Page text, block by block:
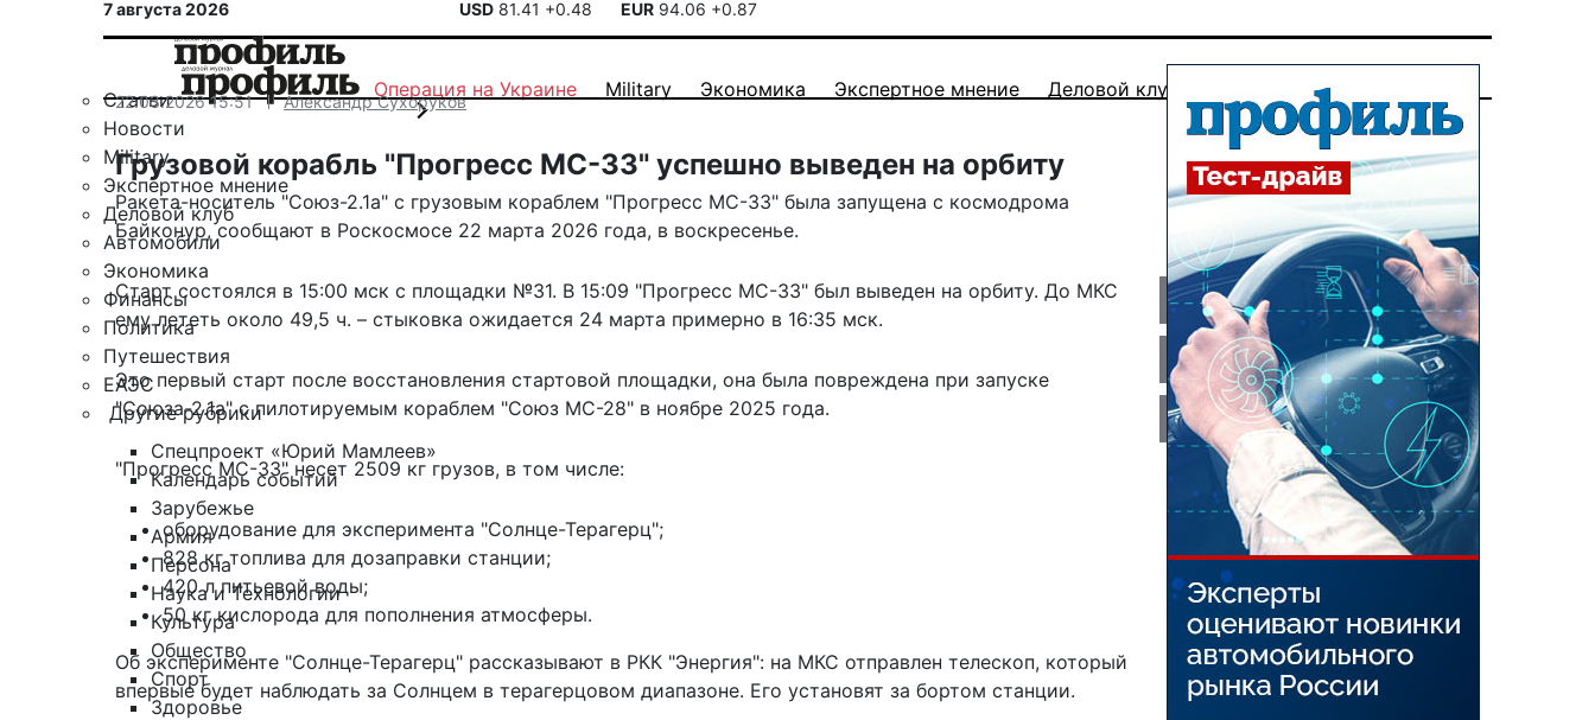
7 августа 2026 USD 81.41 +0.48 EUR 94.06 +0.87
Статьи
Новости
Military
Экспертное мнение
Деловой клуб
Автомобили
Экономика
Финансы
Политика
Путешествия
ЕАЭС
Другие рубрики
Спецпроект «Юрий Мамлеев»
Календарь событий
Зарубежье
Армия
Персона
Наука и Технологии
Культура
Общество
Спорт
Здоровье
Операция на Украине Military Экономика Экспертное мнение Деловой клуб
22.03.2026 15:51 Александр Сухоруков
Грузовой корабль "Прогресс МС-33" успешно выведен на орбиту
Ракета-носитель "Союз-2.1а" с грузовым кораблем "Прогресс МС-33" была запущена с космодрома
Байконур,сообщают в Роскосмосе 22 марта 2026 года, в воскресенье.
Старт состоялся в 15:00 мск с площадки №31. В 15:09 "Прогресс МС-33" был выведен на орбиту. До МКС
ему лететь около 49,5 ч. – стыковка ожидается 24 марта примерно в 16:35 мск.
Это первый старт после восстановления стартовой площадки, она была повреждена при запуске
"Союза-2.1а" с пилотируемым кораблем "Союз МС-28" в ноябре 2025 года.
"Прогресс МС-33" несет 2509 кг грузов, в том числе:
оборудование для эксперимента "Солнце-Терагерц";
828 кг топлива для дозаправки станции;
420 л питьевой воды;
50 кг кислорода для пополнения атмосферы.
Об эксперименте "Солнце-Терагерц" рассказывают в РКК "Энергия": на МКС отправлен телескоп, который
впервые будет наблюдать за Солнцем в терагерцовом диапазоне. Его установят за бортом станции.